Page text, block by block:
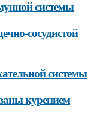
системы
сосудистой
системы
курением